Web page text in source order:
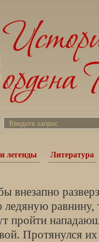
легенды Литература
внезапно
равнину,
пройти
Протянулся